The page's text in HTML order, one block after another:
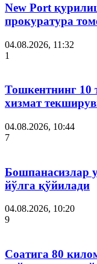
New Port
прокуратура
04.08.2026, 11:32
1
Тошкентнинг 10
хизмат
04.08.2026, 10:44
7
Бошпанасизлар
йўлга қўйилади
04.08.2026, 10:20
9
Соатига 80